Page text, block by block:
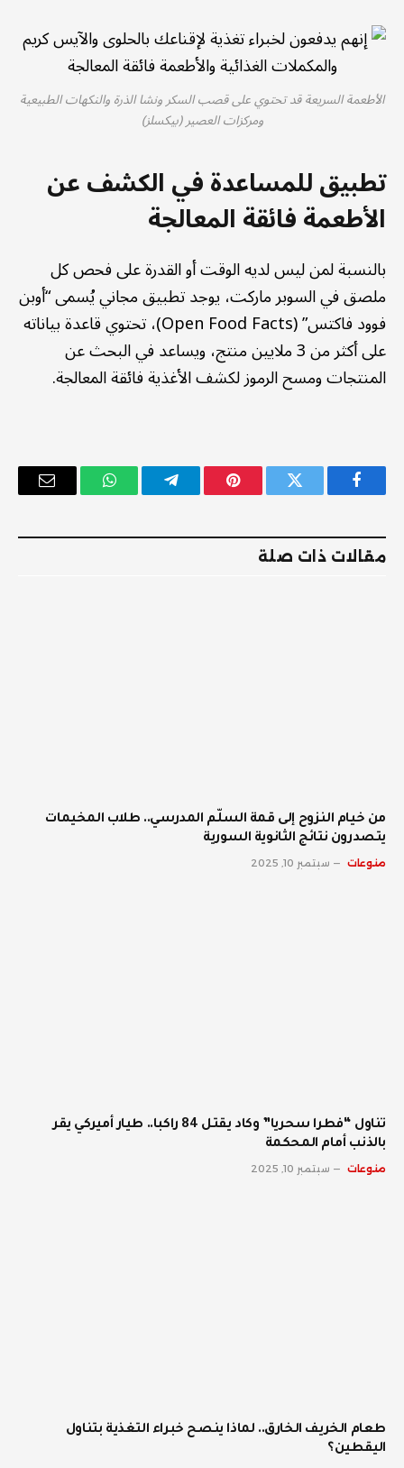
الأطعمة السريعة قد تحتوي على قصب السكر ونشا الذرة والنكهات الطبيعية
ومركزات العصير (بيكسلز)
تطبيق للمساعدة في الكشف عن
الأطعمة فائقة المعالجة
بالنسبة لمن ليس لديه الوقت أو القدرة على فحص كل
ملصق في السوبر ماركت، يوجد تطبيق مجاني يُسمى “أوبن
فوود فاكتس” (Open Food Facts)، تحتوي قاعدة بياناته
على أكثر من 3 ملايين منتج، ويساعد في البحث عن
المنتجات ومسح الرموز لكشف الأغذية فائقة المعالجة.
فيسبوك تويتر بينتيريستتيلقرام واتساب
البريد
مقالات ذات صلة
من خيام النزوح إلى قمة السلّم المدرسي.. طلاب المخيمات
يتصدرون نتائج الثانوية السورية
منوعات سبتمبر 10, 2025
تناول “فطرا سحريا” وكاد يقتل 84 راكبا.. طيار أميركي يقر
بالذنب أمام المحكمة
منوعات سبتمبر 10, 2025
طعام الخريف الخارق.. لماذا ينصح خبراء التغذية بتناول
اليقطين؟